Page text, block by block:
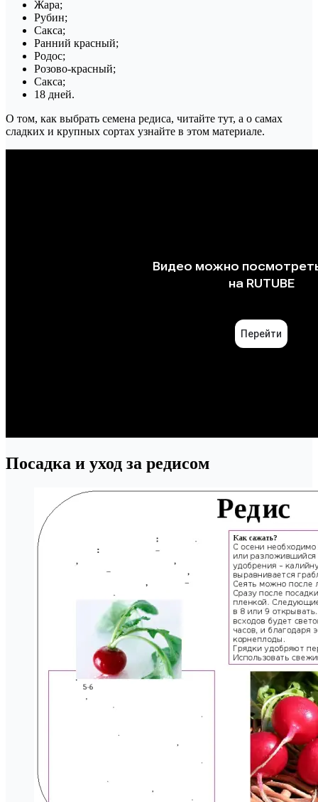
Жара;
Рубин;
Сакса;
Ранний красный;
Родос;
Розово-красный;
Сакса;
18 дней.
О том, как выбрать семена редиса, читайте тут, а о самах
сладких и крупных сортах узнайте в этом материале.
Посадка и уход за редисом